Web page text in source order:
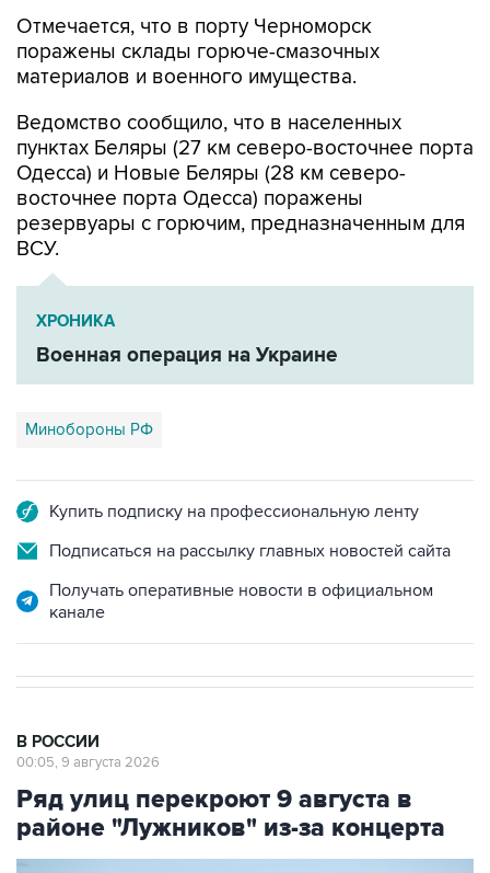
Отмечается, что в порту Черноморск
поражены склады горюче-смазочных
материалов и военного имущества.
Ведомство сообщило, что в населенных
пунктах Беляры (27 км северо-восточнее порта
Одесса) и Новые Беляры (28 км северо-
восточнее порта Одесса) поражены
резервуары с горючим, предназначенным для
ВСУ.
ХРОНИКА
Военная операция на Украине
Минобороны РФ
Купить подписку на профессиональную ленту
Подписаться на рассылку главных новостей сайта
Получать оперативные новости в официальном
канале
В РОССИИ
00:05, 9 августа 2026
Ряд улиц перекроют 9 августа в
районе "Лужников" из-за концерта